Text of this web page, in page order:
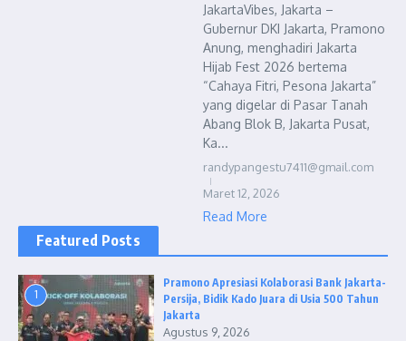
JakartaVibes, Jakarta –
Gubernur DKI Jakarta, Pramono
Anung, menghadiri Jakarta
Hijab Fest 2026 bertema
“Cahaya Fitri, Pesona Jakarta”
yang digelar di Pasar Tanah
Abang Blok B, Jakarta Pusat,
Ka...
randypangestu7411@gmail.com
Maret 12, 2026
Read More
Featured Posts
1
Pramono Apresiasi Kolaborasi Bank Jakarta-
Persija, Bidik Kado Juara di Usia 500 Tahun
Jakarta
Agustus 9, 2026